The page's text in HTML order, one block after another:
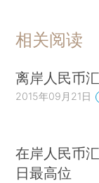
相关阅读
离岸人民币
2015年09月21日
在岸人民币
日最高位